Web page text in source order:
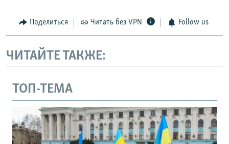
Поделиться Читать без VPN Follow us
ЧИТАЙТЕ ТАКЖЕ:
ТОП-ТЕМА